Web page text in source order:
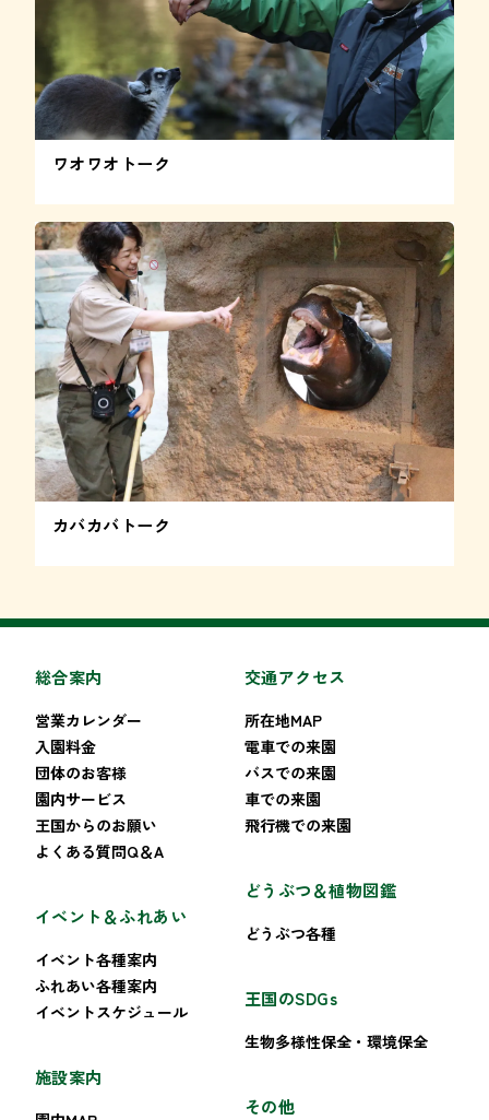
ワオワオトーク
カバカバトーク
総合案内
営業カレンダー
入園料金
団体のお客様
園内サービス
王国からのお願い
よくある質問Q＆A
イベント＆ふれあい
イベント各種案内
ふれあい各種案内
イベントスケジュール
施設案内
交通アクセス
所在地MAP
電車での来園
バスでの来園
車での来園
飛行機での来園
どうぶつ＆植物図鑑
どうぶつ各種
王国のSDGs
生物多様性保全・環境保全
その他